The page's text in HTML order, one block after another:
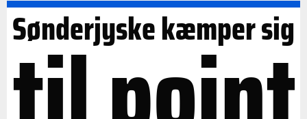
Sønderjyske kæmper sig